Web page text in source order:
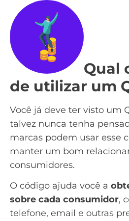
Qual
de utilizar um
Você já deve ter visto um
talvez nunca tenha
marcas podem usar esse
manter um bom
consumidores.
O código ajuda você a
sobre cada consumidor,
telefone, email e outras